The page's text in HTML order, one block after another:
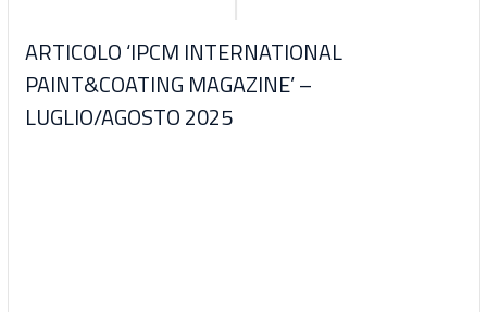
ARTICOLO ‘IPCM INTERNATIONAL
PAINT&COATING MAGAZINE’ –
LUGLIO/AGOSTO 2025